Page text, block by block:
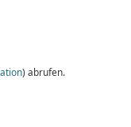
) abrufen.